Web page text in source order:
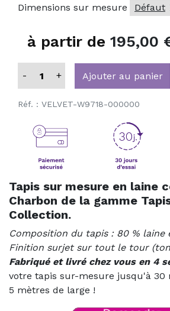
Dimensions sur mesure Défaut
à partir de 195,00
- + Ajouter au panier
Réf. : VELVET-W9718-000000
Tapis sur mesure en laine
Charbon de la gamme
Collection.
Composition du tapis : 80 % laine
Finition surjet sur tout le tour
Fabriqué et livré chez vous en 4
votre tapis sur-mesure jusqu'à 30
5 mètres de large !